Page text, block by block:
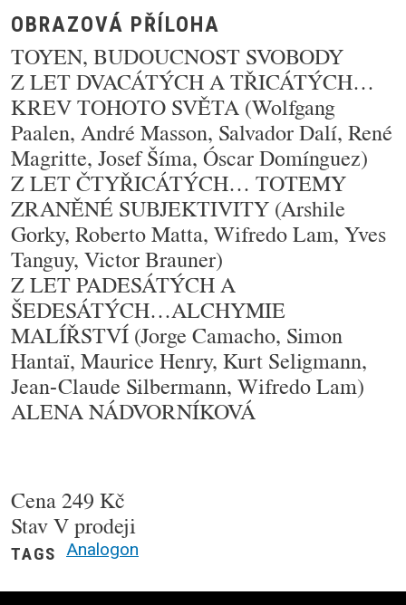
OBRAZOVÁ PŘÍLOHA
TOYEN, BUDOUCNOST SVOBODY
Z LET DVACÁTÝCH A TŘICÁTÝCH…
KREV TOHOTO SVĚTA (Wolfgang
Paalen, André Masson, Salvador Dalí, René
Magritte, Josef Šíma, Óscar Domínguez)
Z LET ČTYŘICÁTÝCH… TOTEMY
ZRANĚNÉ SUBJEKTIVITY (Arshile
Gorky, Roberto Matta, Wifredo Lam, Yves
Tanguy, Victor Brauner)
Z LET PADESÁTÝCH A
ŠEDESÁTÝCH…ALCHYMIE
MALÍŘSTVÍ (Jorge Camacho, Simon
Hantaï, Maurice Henry, Kurt Seligmann,
Jean-Claude Silbermann, Wifredo Lam)
ALENA NÁDVORNÍKOVÁ
Cena249 Kč
StavV prodeji
TAGS Analogon